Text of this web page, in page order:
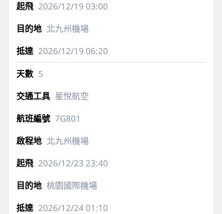
2026/12/19 03:00
北九州機場
2026/12/19 06:20
5
星悅航空
7G801
北九州機場
2026/12/23 23:40
桃園國際機場
2026/12/2401:10